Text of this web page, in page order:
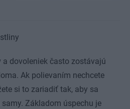
a dovoleniek často zostávajú
Ak polievaním nechcete
si to zariadiť tak, aby sa
Základom úspechu je